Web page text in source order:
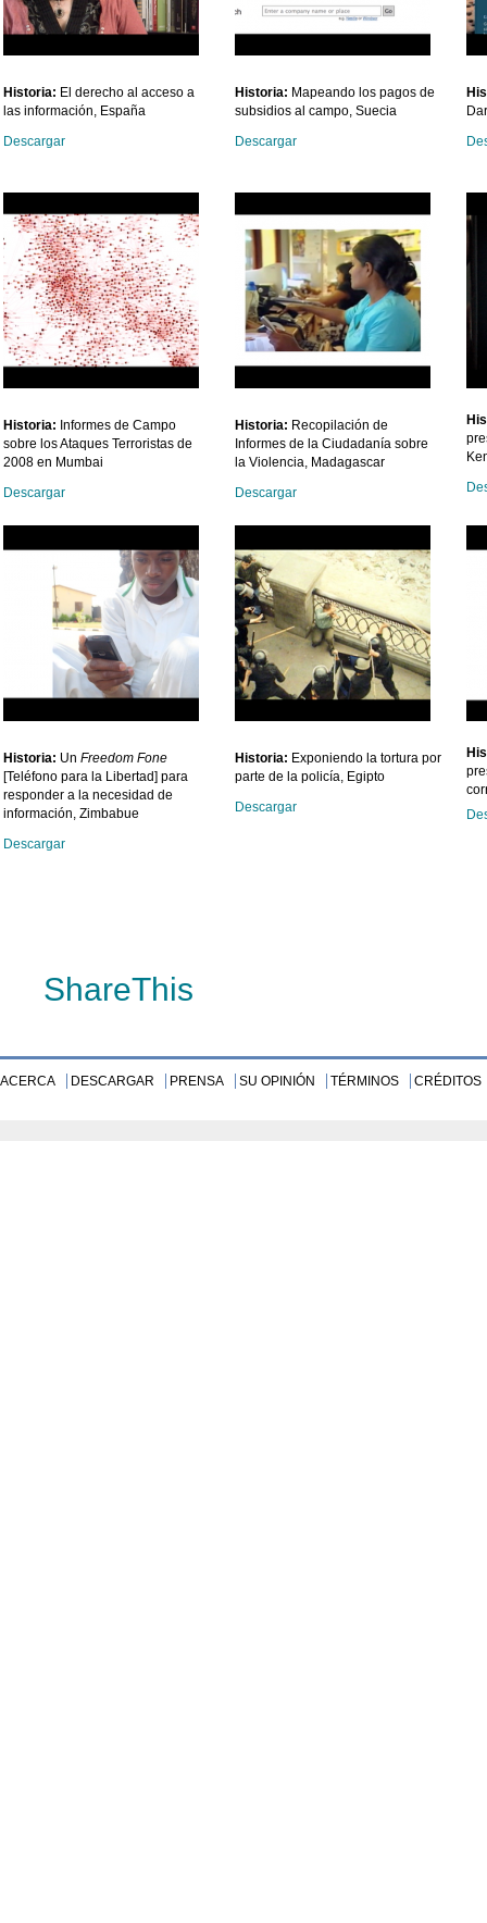
Historia: El derecho al acceso a
las información, España
Descargar
Historia: Mapeando los pagos de
subsidios al campo, Suecia
Descargar
Historia: Informes de Campo
sobre los Ataques Terroristas de
2008 en Mumbai
Descargar
Historia: Recopilación de
Informes de la Ciudadanía sobre
la Violencia, Madagascar
Descargar
Historia: Un Freedom Fone
[Teléfono para la Libertad] para
responder a la necesidad de
información, Zimbabue
Descargar
Historia: Exponiendo la tortura por
parte de la policía, Egipto
Descargar
ShareThis
ACERCA DESCARGAR PRENSA SU OPINIÓN TÉRMINOS CRÉDITOS